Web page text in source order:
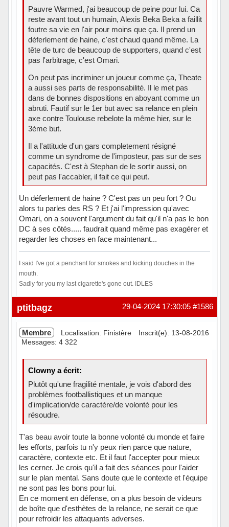
Pauvre Warmed, j'ai beaucoup de peine pour lui. Ca
reste avant tout un humain, Alexis Beka Beka a faillit
foutre sa vie en l'air pour moins que ça. Il prend un
déferlement de haine, c'est chaud quand même. La
tête de turc de beaucoup de supporters, quand c'est
pas l'arbitrage, c'est Omari.
On peut pas incriminer un joueur comme ça, Theate
a aussi ses parts de responsabilité. Il le met pas
dans de bonnes dispositions en aboyant comme un
abruti. Fautif sur le 1er but avec sa relance en plein
axe contre Toulouse rebelote la même hier, sur le
3ème but.
Il a l'attitude d'un gars completement résigné
comme un syndrome de l'imposteur, pas sur de ses
capacités. C'est à Stephan de le sortir aussi, on
peut pas l'accabler, il fait ce qui peut.
Un déferlement de haine ? C'est pas un peu fort ? Ou
alors tu parles des RS ? Et j'ai l'impression qu'avec
Omari, on a souvent l'argument du fait qu'il n'a pas le bon
DC à ses côtés..... faudrait quand même pas exagérer et
regarder les choses en face maintenant...
I said I've got a penchant for smokes and kicking douches in the
mouth.
Sadly for you my last cigarette's gone out. IDLES
Hors ligne #1586
29-04-2024 17:30:05
ptitbagz
Membre Localisation: Finistère
Inscrit(e): 13-08-2016
Messages: 4 322
Clowny a écrit:
Plutôt qu'une fragilité mentale, je vois d'abord des
problèmes footballistiques et un manque
d'implication/de caractère/de volonté pour les
résoudre.
T'as beau avoir toute la bonne volonté du monde et faire
les efforts, parfois tu n'y peux rien parce que nature,
caractère, contexte etc. Et il faut l'accepter pour mieux
les cerner. Je crois qu'il a fait des séances pour l'aider
sur le plan mental. Sans doute que le contexte et l'équipe
ne sont pas les bons pour lui.
En ce moment en défense, on a plus besoin de videurs
de boîte que d'esthètes de la relance, ne serait ce que
pour refroidir les attaquants adverses.